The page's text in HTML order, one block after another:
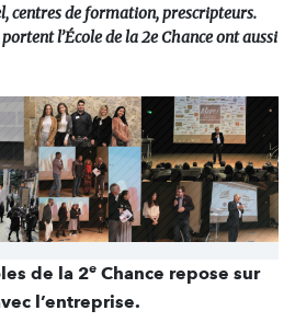
centres de formation, prescripteurs.
l’École de la 2e Chance ont aussi
de la 2e Chance repose sur
l’entreprise.